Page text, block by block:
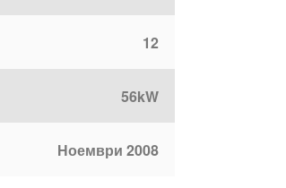
12
56kW
Ноември 2008